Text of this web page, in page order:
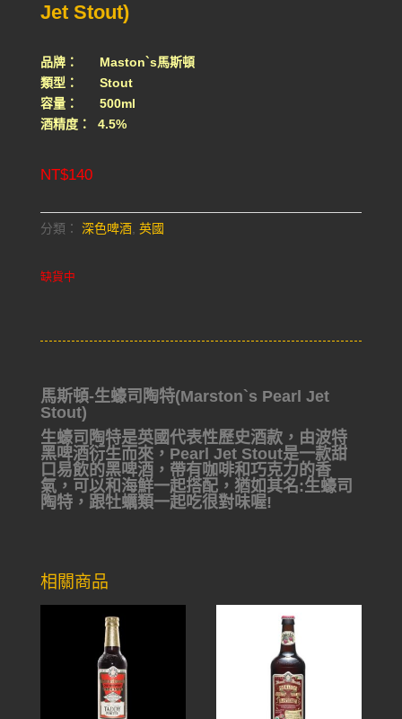
Jet Stout)
品牌： Maston`s馬斯頓
類型： Stout
容量： 500ml
酒精度： 4.5%
NT$140
分類： 深色啤酒, 英國
缺貨中
馬斯頓-生蠔司陶特(Marston`s Pearl Jet
Stout)
生蠔司陶特是英國代表性歷史酒款，由波特
黑啤酒衍生而來，Pearl Jet Stout是一款甜
口易飲的黑啤酒，帶有咖啡和巧克力的香
氣，可以和海鮮一起搭配，猶如其名:生蠔司
陶特，跟牡蠣類一起吃很對味喔!
相關商品